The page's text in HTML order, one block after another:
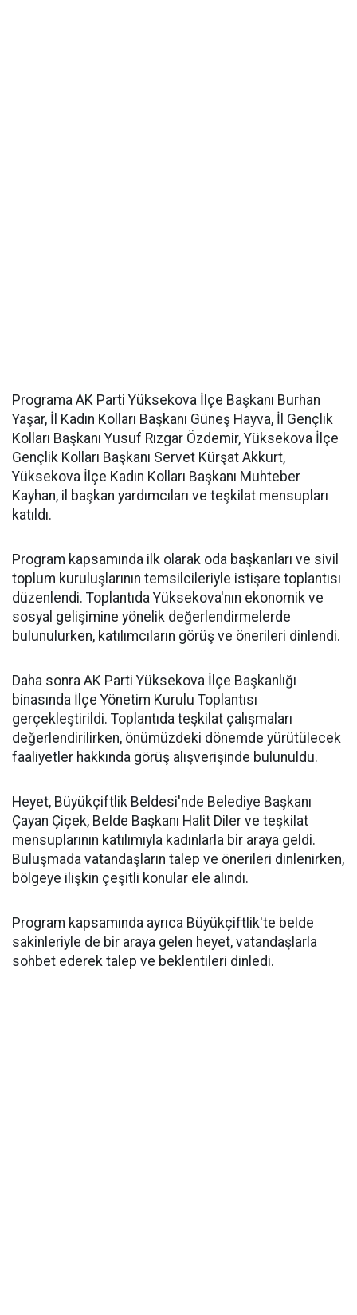
Programa AK Parti Yüksekova İlçe Başkanı Burhan
Yaşar, İl Kadın Kolları Başkanı Güneş Hayva, İl Gençlik
Kolları Başkanı Yusuf Rızgar Özdemir, Yüksekova İlçe
Gençlik Kolları Başkanı Servet Kürşat Akkurt,
Yüksekova İlçe Kadın Kolları Başkanı Muhteber
Kayhan, il başkan yardımcıları ve teşkilat mensupları
katıldı.
Program kapsamında ilk olarak oda başkanları ve sivil
toplum kuruluşlarının temsilcileriyle istişare toplantısı
düzenlendi. Toplantıda Yüksekova'nın ekonomik ve
sosyal gelişimine yönelik değerlendirmelerde
bulunulurken, katılımcıların görüş ve önerileri dinlendi.
Daha sonra AK Parti Yüksekova İlçe Başkanlığı
binasında İlçe Yönetim Kurulu Toplantısı
gerçekleştirildi. Toplantıda teşkilat çalışmaları
değerlendirilirken, önümüzdeki dönemde yürütülecek
faaliyetler hakkında görüş alışverişinde bulunuldu.
Heyet, Büyükçiftlik Beldesi'nde Belediye Başkanı
Çayan Çiçek, Belde Başkanı Halit Diler ve teşkilat
mensuplarının katılımıyla kadınlarla bir araya geldi.
Buluşmada vatandaşların talep ve önerileri dinlenirken,
bölgeye ilişkin çeşitli konular ele alındı.
Program kapsamında ayrıca Büyükçiftlik'te belde
sakinleriyle de bir araya gelen heyet, vatandaşlarla
sohbet ederek talep ve beklentileri dinledi.